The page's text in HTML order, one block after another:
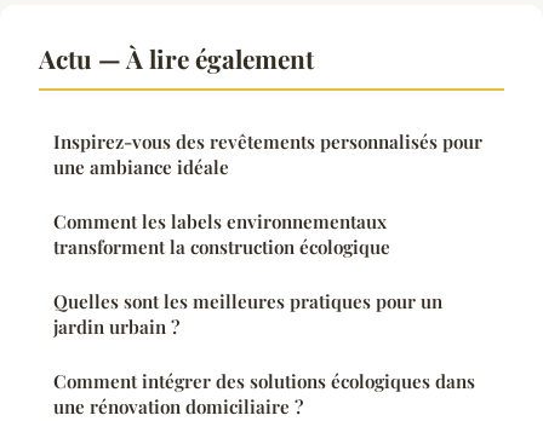
Actu — À lire également
Inspirez-vous des revêtements personnalisés pour
une ambiance idéale
Comment les labels environnementaux
transforment la construction écologique
Quelles sont les meilleures pratiques pour un
jardin urbain ?
Comment intégrer des solutions écologiques dans
une rénovation domiciliaire ?